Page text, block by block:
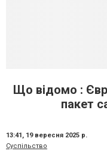
Що відомо :
пакет
13:41, 19 вересня 2025 р.
Суспільство